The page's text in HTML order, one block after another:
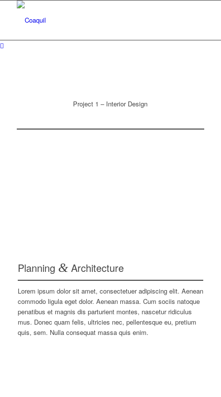
Project 1 – Interior Design
Planning &Architecture
Lorem ipsum dolor sit amet, consectetuer adipiscing elit. Aenean
commodo ligula eget dolor. Aenean massa. Cum sociis natoque
penatibus et magnis dis parturient montes, nascetur ridiculus
mus. Donec quam felis, ultricies nec, pellentesque eu, pretium
quis, sem. Nulla consequat massa quis enim.